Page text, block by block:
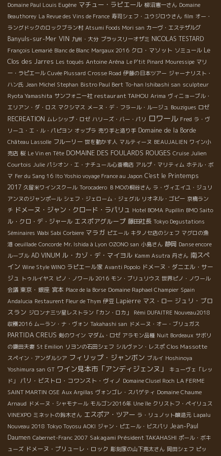
Domaine Paul Louis Eugène マチュー・ラピエール 柳沼憲一さん Domaine
Beauthorey La Revue des Vins de France 寿司シェフ・ユウジロウさん film オー・
ラングドックのロックブラン村 Atsumi Foods Mori san カーヴ・エステザルグ
Banyuls-sur-Mer VIN 九州・大分 ブラッスリーオザミ NICOLAS TESTARD
François Lemarié Blanc de Blanc Margaux 2016 クロ・マソット ソミュール Le
Clos des Jarres Les toqués Antoine Aréna Le P'tit Pinard Mouressipe マリ
ー・ラピエール Cuvée Plussard Crosse Road 伊藤の日本ツアー ジャーナリスト・
ハン氏 Jean Michel Stephan Bistro Paul Bert To-han Ishibashi san sculpteur
Ryota Yamashita サンフォニー社 restaurant TAIHOU Arima ヴィニョーブル・
エリアン・ダ・ロス マクシマス メーヌ・デ・フラール・ルージュ Bouzigues ロゼ
RECREATION ムレシップ・ロゼ ハリーズ・バー・パリ ロワール Fred ラ・ヴ
リーユ・エ・ル・パピヨン オップラ 売り手と造り手 Domaine de la Borde
Château Lassolle フルーリー 世を動かす人 マルティーヌ BEAUJALIEN ワイン小
売店 桜 Le Vin en Tête DOMAINE DES FOULARDS ROUGES Cruise Julien
Courtois Julie パシオン・エ・ナチュール心斎橋店 アルプ・マリティム ホテル・ボ
マ Fer du Sang 16 Ito Yoshio voyage France au Japon C'est le Printemps
2017 久留米ワインスクール Torocadero ＢＭОの桐谷さん ラ・ヴィエイユ・ジュリ
アンヌのジャンポール シェフ・ジェローム・ジェグル リオネル・ゴビー 京橋ラン
チ ドメーヌ・ジャン・クロード・ラパリュ Hotel BOMA Pupillin BMO Saito
ル・クロ・デ・ジャール エスポアグループ 藤田社長 Tokyo Degustations
Séminaires Wabi Sabi Corbiere マラガ ピエール キタノセ店のシェフ マグロの漁
港 oeuillade Concorde Mr. Ishida à Lyon OZONO san 小島さん 静岡 Danse encore
ルーブル AD VINUM ル・カゾ・デ・マイヨル Kamm Asutra 丹さん 南スペ
イン Wine Style WINO ラピエール家 Avanti Popolo ドメーヌ・ダニエル・サー
ジュ トゥルイヤス ピノ・ノワール 2016 モン・ブリュリウス 世界ピノ・ノワール
会議 東京・銀座 宮本 Place de la Borse Domaine Raphael Champier Spain
Andalucia Restaurent Fleur de Thym 伊豆 Lapierre マス・ロー ジュリ・ブロ
スラン ジロンナ三ツ星レストラン「カン・ロカ」
Rémi DUFAITRE Nouveau2018
収穫2016 ムーラン・ナ・ヴォン Takahashi san ドメーヌ・オー・ブリュガス
PARTIDA CREUS 剣のワイン マダム・ロゼ アラモン品種 Nuit Bordeaux サボリ
の鎌田夫妻 St Emilion リヨンの石田シェフ シルヴァン・レスポ Clos Massotte
スペイン・アンダルシア フィリップ・ジャンボン ブルイ Hoshinoya
Yoshimura san GT ワイン見本市「アンディジェンヌ」
キューヴェ「レッ
ド」
パリ・ビストロ・コワンスト・ヴィノ Domaine Clusel Roch LA FERME
SAINT MARTIN OSE Aux Argillas ヴォンゴレ・スパゲティ Domaine Chaume
Arnaud ドメーヌ・シャモナール モルゴン2016年 Une île クリストフ・ペイリュス
VINEXPO ミネットの鈴木さん エスポア・ツアー ラ・リュノット醸造元 Lapalu
Nouveau 2018 Tokyo Toyosu AOKI ジャン・ピエール・ビスパリ Jean-Paul
Daumen Cabernet-Franc 2007 Sakagami Président TAKAHASHI ポール・ボキ
ューズ ドメーヌ・プリューレ・ロック 彫刻家の山下亮太さん 岡田シェフ ピッ